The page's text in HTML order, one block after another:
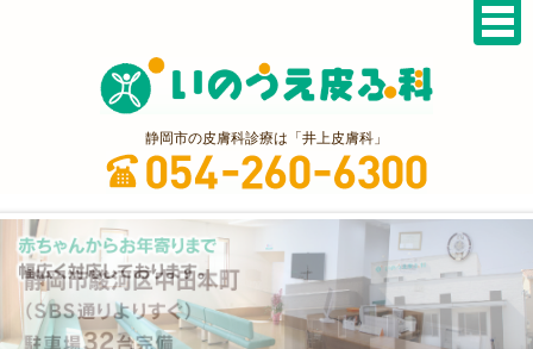
静岡市の皮膚科診療は「井上皮膚科」